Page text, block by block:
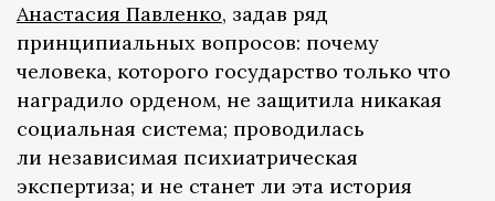
Анастасия Павленко, задав ряд
принципиальных вопросов: почему
человека, которого государство только что
наградило орденом, не защитила никакая
социальная система; проводилась
ли независимая психиатрическая
экспертиза; и не станет ли эта история